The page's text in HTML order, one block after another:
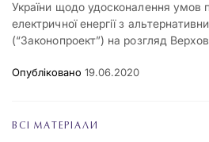
України щодо удосконалення умов
електричної енергії з
(“Законопроект”) на розгляд
Опубліковано 19.06.2020
ВСІ МАТЕРІАЛИ